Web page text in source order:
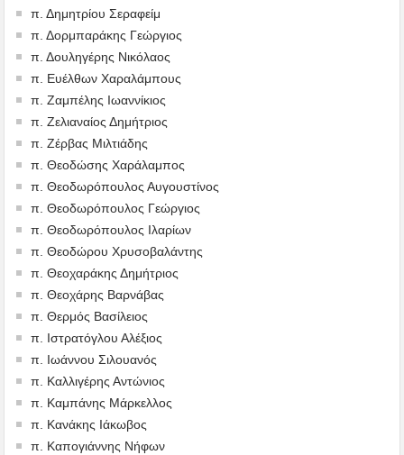
π. Δημητρίου Σεραφείμ
π. Δορμπαράκης Γεώργιος
π. Δουληγέρης Νικόλαος
π. Ευέλθων Χαραλάμπους
π. Ζαμπέλης Ιωαννίκιος
π. Ζελιαναίος Δημήτριος
π. Ζέρβας Μιλτιάδης
π. Θεοδώσης Χαράλαμπος
π. Θεοδωρόπουλος Αυγουστίνος
π. Θεοδωρόπουλος Γεώργιος
π. Θεοδωρόπουλος Ιλαρίων
π. Θεοδώρου Χρυσοβαλάντης
π. Θεοχαράκης Δημήτριος
π. Θεοχάρης Βαρνάβας
π. Θερμός Βασίλειος
π. Ιστρατόγλου Αλέξιος
π. Ιωάννου Σιλουανός
π. Καλλιγέρης Αντώνιος
π. Καμπάνης Μάρκελλος
π. Κανάκης Ιάκωβος
π. Καπογιάννης Νήφων